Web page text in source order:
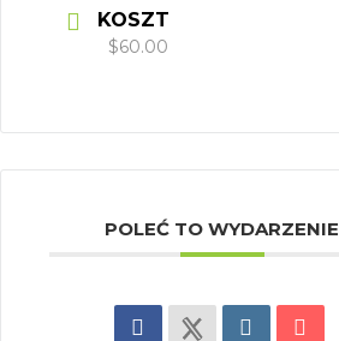
KOSZT
$60.00
POLEĆ TO WYDARZENIE